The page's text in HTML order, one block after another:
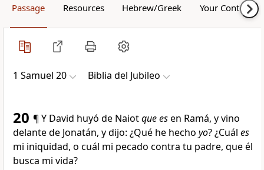
Passage Resources Hebrew/Greek Your Content
1 Samuel 20 Biblia del Jubileo
20 ¶ Y David huyó de Naiotque esen Ramá, y vino
delante de Jonatán, y dijo: ¿Qué he hecho yo? ¿Cuál es
mi iniquidad, o cuál mi pecado contra tu padre, que él
busca mi vida?